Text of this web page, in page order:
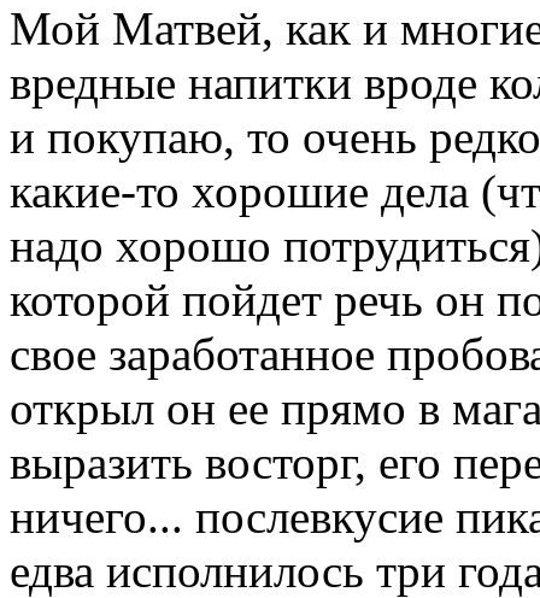
Мой Матвей, как и
вредные напитки вроде
и покупаю, то очень
какие-то хорошие дела
надо хорошо
которой пойдет речь он
свое заработанное
открыл он ее прямо в
выразить восторг, его
ничего... послевкусие
едва исполнилось три